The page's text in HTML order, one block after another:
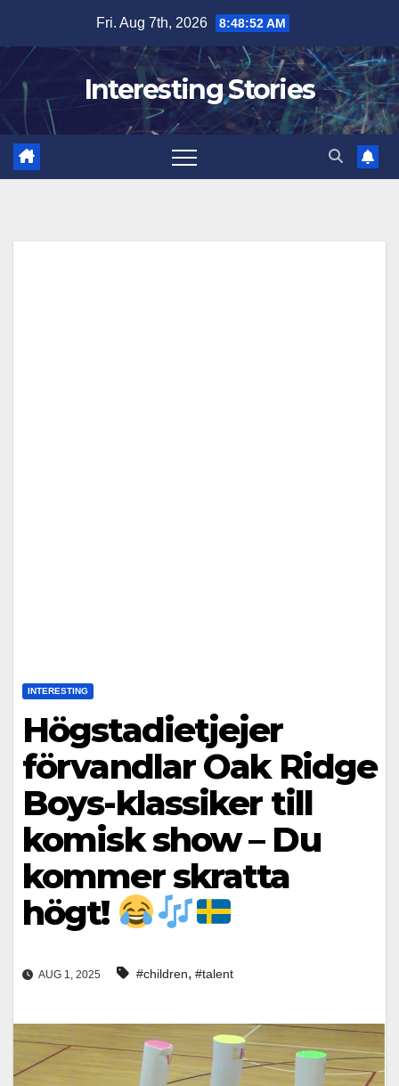
content
Fri. Aug 7th, 2026 8:48:53 AM
Interesting Stories
INTERESTING
Högstadietjejer
förvandlar Oak Ridge
Boys-klassiker till
komisk show – Du
kommer skratta
högt!
AUG 1, 2025 #children, #talent